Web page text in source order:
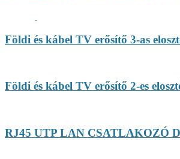
Földi és kábel TV erősítő 3-as
Földi és kábel TV erősítő 2-es
RJ45 UTP LAN CSATLAKOZÓ